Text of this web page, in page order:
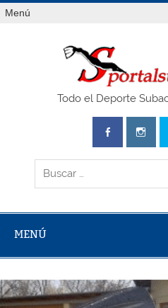
Saltar
alMenú
Todo el Deporte
MENÚ